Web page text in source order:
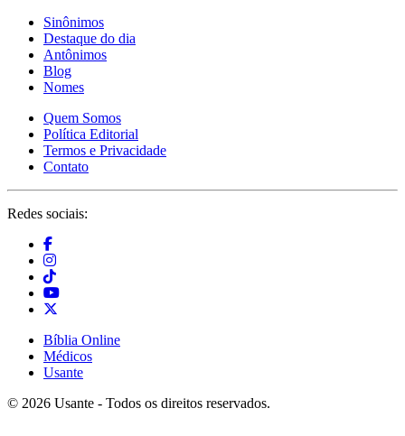
Sinônimos
Destaque do dia
Antônimos
Blog
Nomes
Quem Somos
Política Editorial
Termos e Privacidade
Contato
Redes sociais:
Bíblia Online
Médicos
Usante
© 2026 Usante - Todos os direitos reservados.